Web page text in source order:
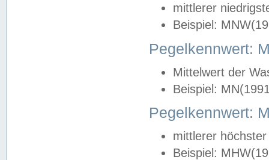
mittlerer
Beispiel:
Pegelkennwert:
Mittelwert der
Beispiel:
Pegelkennwert:
mittlerer
Beispiel: